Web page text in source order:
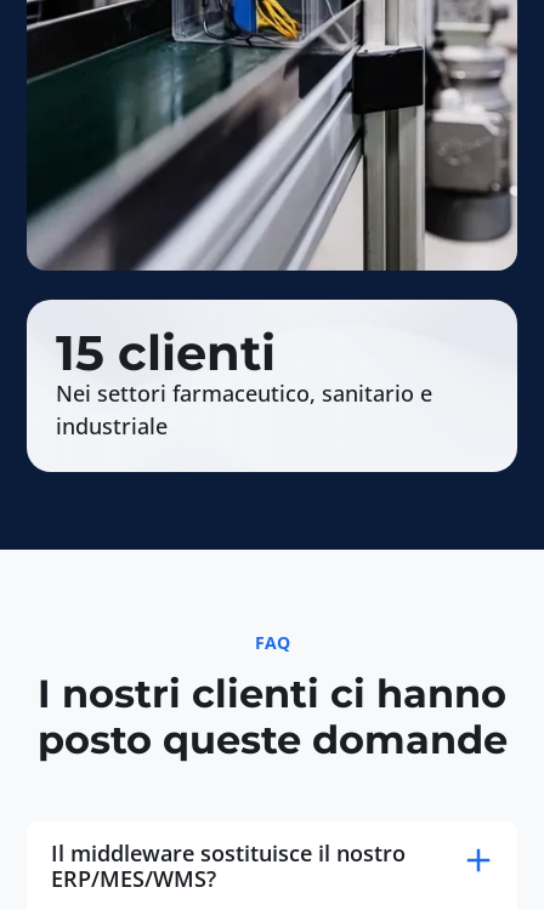
15 clienti
Nei settori farmaceutico, sanitario e
industriale
FAQ
I nostri clienti ci hanno
posto queste domande
Il middleware sostituisce il nostro
ERP/MES/WMS?